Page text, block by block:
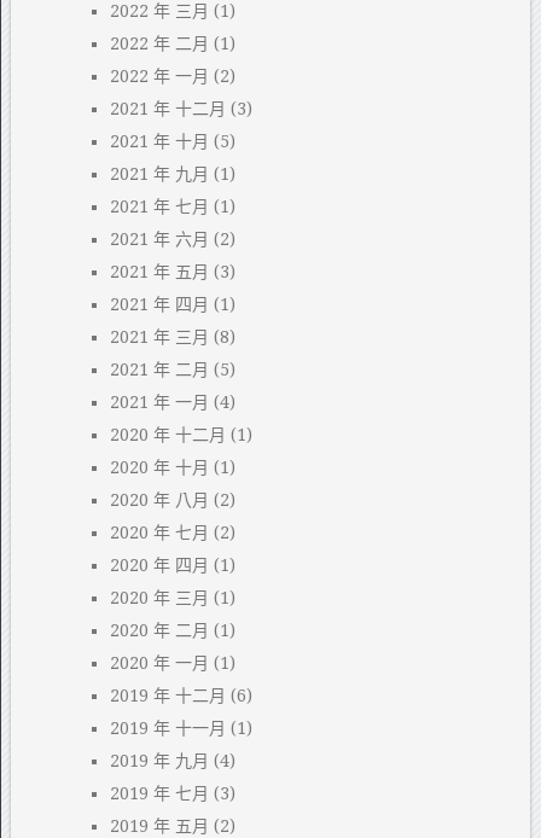
2022 年 三月 (1)
2022 年 二月 (1)
2022 年 一月 (2)
2021 年 十二月 (3)
2021 年 十月 (5)
2021 年 九月 (1)
2021 年 七月 (1)
2021 年 六月 (2)
2021 年 五月 (3)
2021 年 四月 (1)
2021 年 三月 (8)
2021 年 二月 (5)
2021 年 一月 (4)
2020 年 十二月 (1)
2020 年 十月 (1)
2020 年 八月 (2)
2020 年 七月 (2)
2020 年 四月 (1)
2020 年 三月 (1)
2020 年 二月 (1)
2020 年 一月 (1)
2019 年 十二月 (6)
2019 年 十一月 (1)
2019 年 九月 (4)
2019 年 七月 (3)
2019 年 五月 (2)